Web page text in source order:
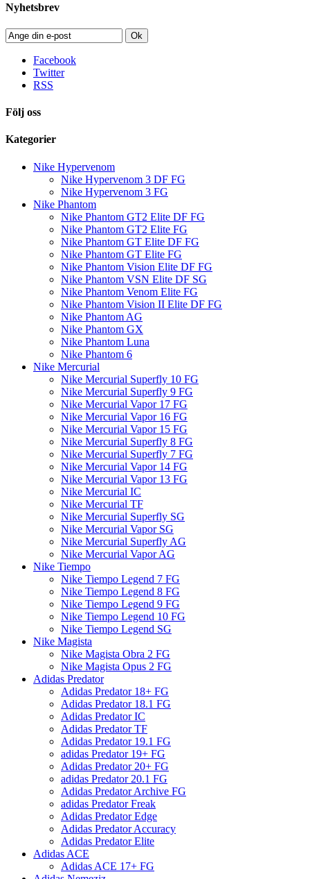
Nyhetsbrev
Ok
Facebook
Twitter
RSS
Följ oss
Kategorier
Nike Hypervenom
Nike Hypervenom 3 DF FG
Nike Hypervenom 3 FG
Nike Phantom
Nike Phantom GT2 Elite DF FG
Nike Phantom GT2 Elite FG
Nike Phantom GT Elite DF FG
Nike Phantom GT Elite FG
Nike Phantom Vision Elite DF FG
Nike Phantom VSN Elite DF SG
Nike Phantom Venom Elite FG
Nike Phantom Vision II Elite DF FG
Nike Phantom AG
Nike Phantom GX
Nike Phantom Luna
Nike Phantom 6
Nike Mercurial
Nike Mercurial Superfly 10 FG
Nike Mercurial Superfly 9 FG
Nike Mercurial Vapor 17 FG
Nike Mercurial Vapor 16 FG
Nike Mercurial Vapor 15 FG
Nike Mercurial Superfly 8 FG
Nike Mercurial Superfly 7 FG
Nike Mercurial Vapor 14 FG
Nike Mercurial Vapor 13 FG
Nike Mercurial IC
Nike Mercurial TF
Nike Mercurial Superfly SG
Nike Mercurial Vapor SG
Nike Mercurial Superfly AG
Nike Mercurial Vapor AG
Nike Tiempo
Nike Tiempo Legend 7 FG
Nike Tiempo Legend 8 FG
Nike Tiempo Legend 9 FG
Nike Tiempo Legend 10 FG
Nike Tiempo Legend SG
Nike Magista
Nike Magista Obra 2 FG
Nike Magista Opus 2 FG
Adidas Predator
Adidas Predator 18+ FG
Adidas Predator 18.1 FG
Adidas Predator IC
Adidas Predator TF
Adidas Predator 19.1 FG
adidas Predator 19+ FG
Adidas Predator 20+ FG
adidas Predator 20.1 FG
Adidas Predator Archive FG
adidas Predator Freak
Adidas Predator Edge
Adidas Predator Accuracy
Adidas Predator Elite
Adidas ACE
Adidas ACE 17+ FG